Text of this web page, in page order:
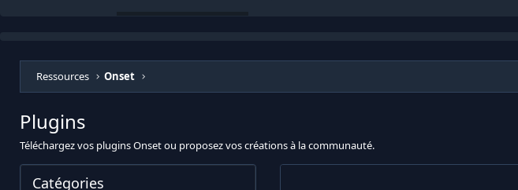
Ressources Onset
Plugins
Téléchargez vos plugins Onset ou proposez vos créations à la communauté.
Catégories